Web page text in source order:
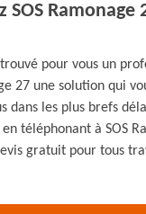
SOS
trouvé pour vous un
27 une solution qui
dans les plus brefs
téléphonant à SOS
gratuit pour tous